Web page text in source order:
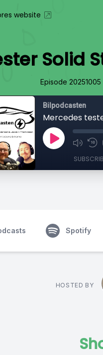
website
Solid
Episode 20251005
Bilpodcasten
Mercedes
Spotify
HOSTED BY